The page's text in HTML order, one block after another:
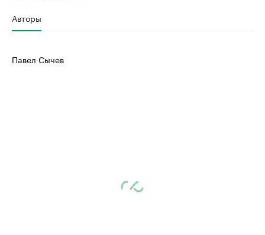
Авторы
Павел Сычев